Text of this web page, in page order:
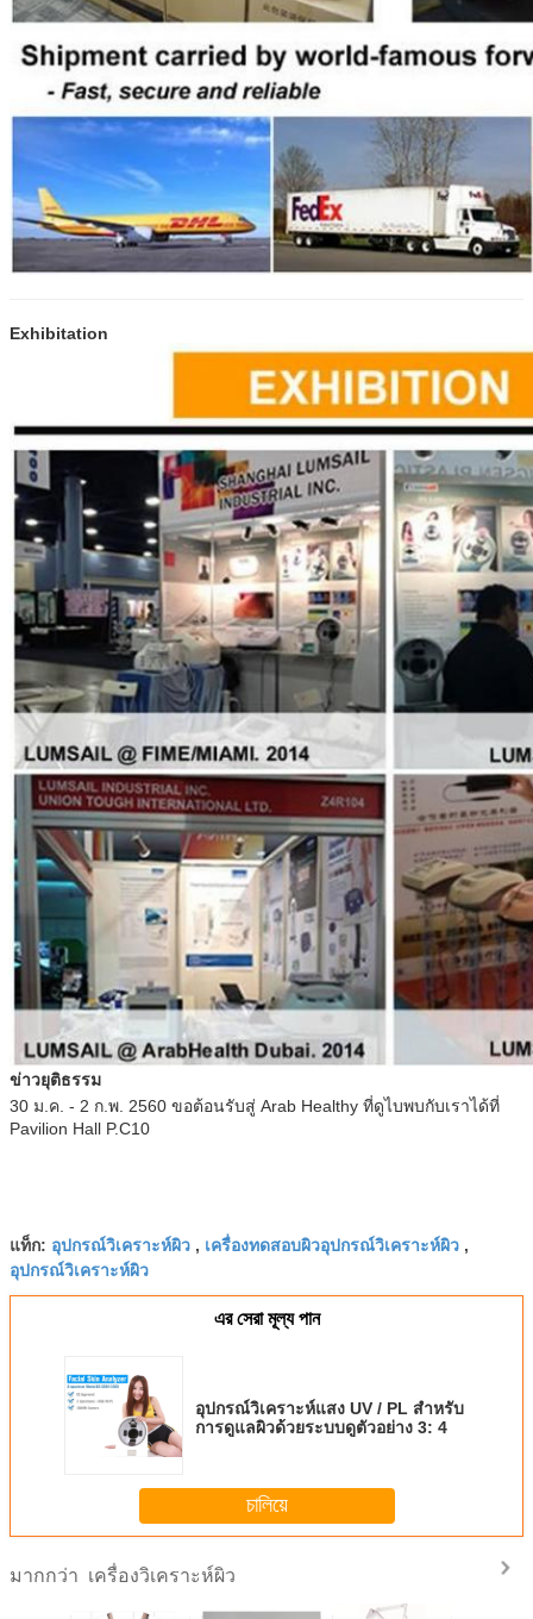
Exhibitation
ข่าวยุติธรรม
30 ม.ค. - 2 ก.พ. 2560 ขอต้อนรับสู่ Arab Healthy ที่ดูไบพบกับเราได้ที่
Pavilion Hall P.C10
แท็ก: อุปกรณ์วิเคราะห์ผิว , เครื่องทดสอบผิวอุปกรณ์วิเคราะห์ผิว ,
อุปกรณ์วิเคราะห์ผิว
এর সেরা মূল্য পান
อุปกรณ์วิเคราะห์แสง UV / PL สำหรับ
การดูแลผิวด้วยระบบดูตัวอย่าง 3: 4
চালিয়ে
มากกว่า เครื่องวิเคราะห์ผิว